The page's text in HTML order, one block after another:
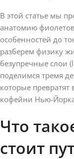
В этой статье мы
анатомию
особенностей до
разберем физику
безупречные слои
поделимся тремя
которые
кофейни Нью-
Что
стоит